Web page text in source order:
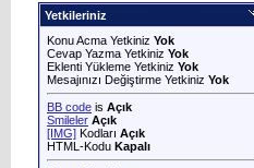
Yetkileriniz
Konu Acma Yetkiniz Yok
Cevap Yazma Yetkiniz Yok
Eklenti Yükleme Yetkiniz Yok
Mesajınızı Değiştirme Yetkiniz Yok
BB code is Açık
Smileler Açık
[IMG] Kodları Açık
HTML-Kodu Kapalı